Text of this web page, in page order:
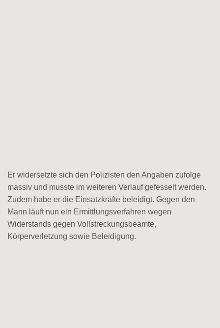
Er widersetzte sich den Polizisten den Angaben zufolge
massiv und musste im weiteren Verlauf gefesselt werden.
Zudem habe er die Einsatzkräfte beleidigt. Gegen den
Mann läuft nun ein Ermittlungsverfahren wegen
Widerstands gegen Vollstreckungsbeamte,
Körperverletzung sowie Beleidigung.